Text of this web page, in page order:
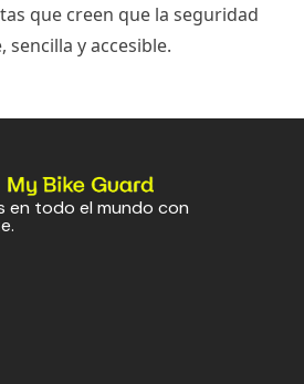
que creen que la seguridad
y accesible.
en todo el mundo con